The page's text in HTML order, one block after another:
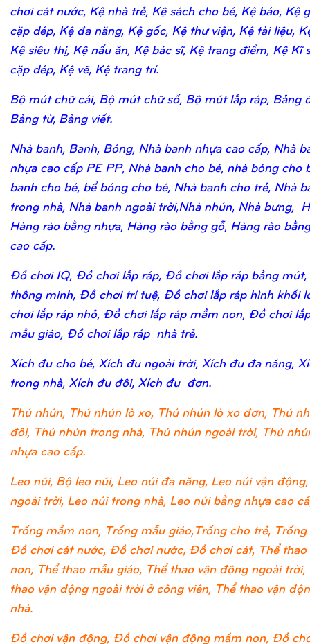
chơi cát nước, Kệ nhà trẻ, Kệ sách cho bé, Kệ báo, Kệ
cặp dép, Kệ đa năng, Kệ gốc, Kệ thư viện, Kệ tài liệu,
Kệ siêu thị, Kệ nấu ăn, Kệ bác sĩ, Kệ trang điểm, Kệ Kĩ
cặp dép, Kệ vẽ, Kệ trang trí.
Bộ mút chữ cái, Bộ mút chữ số, Bộ mút lắp ráp, Bảng
Bảng từ, Bảng viết.
Nhà banh, Banh, Bóng, Nhà banh nhựa cao cấp, Nhà
nhựa cao cấp PE PP, Nhà banh cho bé, nhà bóng cho
banh cho bé, bể bóng cho bé, Nhà banh cho trẻ, Nhà
trong nhà, Nhà banh ngoài trời,Nhà nhún, Nhà bưng,
Hàng rào bằng nhựa, Hàng rào bằng gỗ, Hàng rào
cao cấp.
Đồ chơi IQ, Đồ chơi lắp ráp, Đồ chơi lắp ráp bằng
thông minh, Đồ chơi trí tuệ, Đồ chơi lắp ráp hình khối
chơi lắp ráp nhỏ, Đồ chơi lắp ráp mầm non, Đồ chơi
mẫu giáo, Đồ chơi lắp ráp nhà trẻ.
Xích đu cho bé, Xích đu ngoài trời, Xích đu đa năng,
trong nhà, Xích đu đôi, Xích đu đơn.
Thú nhún, Thú nhún lò xo, Thú nhún lò xo đơn, Thú
đôi, Thú nhún trong nhà, Thú nhún ngoài trời, Thú
nhựa cao cấp.
Leo núi, Bộ leo núi, Leo núi đa năng, Leo núi vận
ngoài trời, Leo núi trong nhà, Leo núi bằng nhựa cao
Trống mầm non, Trống mẫu giáo,Trống cho trẻ, Trống
Đồ chơi cát nước, Đồ chơi nước, Đồ chơi cát, Thể
non, Thể thao mẫu giáo, Thể thao vận động ngoài trời,
thao vận động ngoài trời ở công viên, Thể thao vận
nhà.
Đồ chơi vận động, Đồ chơi vận động mầm non, Đồ